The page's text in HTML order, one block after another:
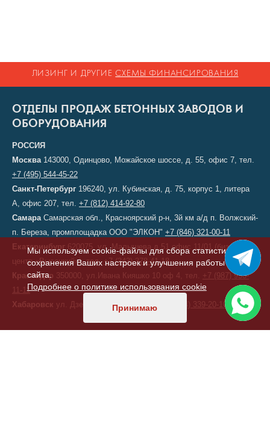
ЛИЗИНГ И ДРУГИЕ СХЕМЫ ФИНАНСИРОВАНИЯ
ОТДЕЛЫ ПРОДАЖ БЕТОННЫХ ЗАВОДОВ И
ОБОРУДОВАНИЯ
РОССИЯ
Москва143000, Одинцово, Можайское шоссе, д. 55, офис 7, тел.
+7 (495) 544-45-22
Санкт-Петербург 196240, ул. Кубинская, д. 75, корпус 1, литера
А, офис 207, тел. +7 (812) 414-92-80
СамараСамарская обл., Красноярский р-н, 3й км а/д п. Волжский-
п. Береза, промплощадка ООО "ЭЛКОН" +7 (846) 321-00-11
Екатеринбург 620075, ул. Малышева д.51 офис 11/01 (бизнес-
центр «Высоцкий»), тел. +7 (343) 378-41-18
Краснодар 350000, ул.Ивана Кияшко 10 оф 4, тел. +7 (987) 950-
11-11
Хабаровск ул. Дзержинского, д. 6, тел. +7 (914) 339-20-10
Мы используем cookie-файлы для сбора статистики,
сохранения Ваших настроек и улучшения работы
сайта.
Подробнее о политике использования cookie
Принимаю